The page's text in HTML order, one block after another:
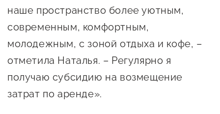
наше пространство более уютным,
современным, комфортным,
молодежным, с зоной отдыха и кофе, –
отметила Наталья. – Регулярно я
получаю субсидию на возмещение
затрат по аренде».